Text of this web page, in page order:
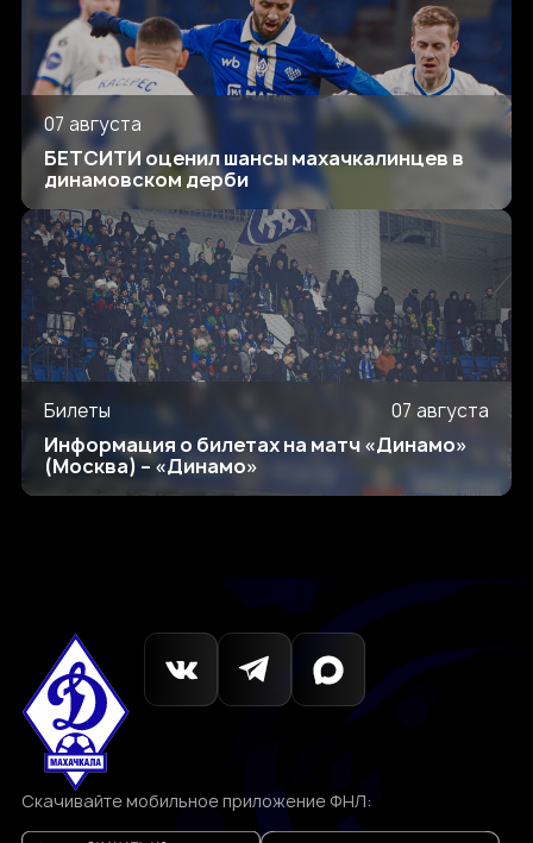
07 августа
БЕТСИТИ оценил шансы махачкалинцев в
динамовском дерби
Билеты 07 августа
Информация о билетах на матч «Динамо»
(Москва) – «Динамо»
Скачивайте мобильное приложение ФНЛ: